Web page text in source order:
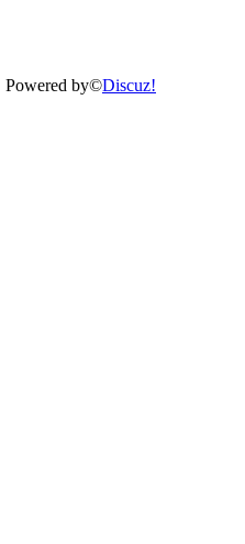
Powered by©Discuz!